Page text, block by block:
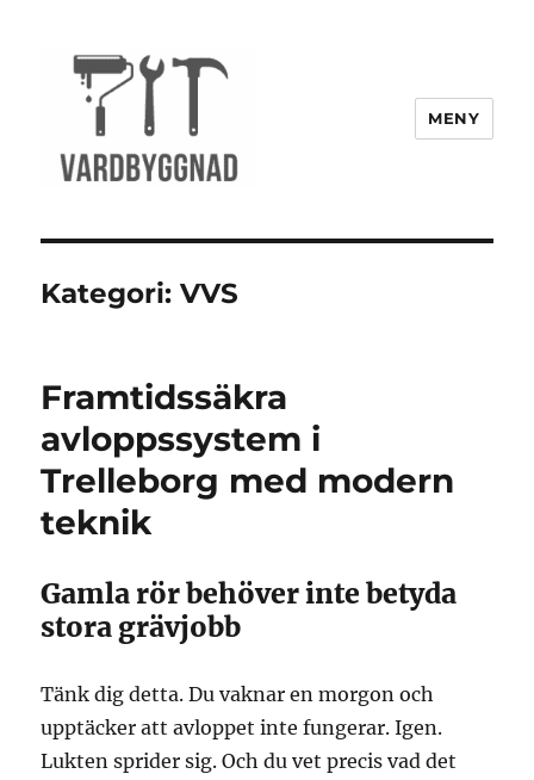
MENY
Kategori:VVS
Framtidssäkra
avloppssystem i
Trelleborg med modern
teknik
Gamla rör behöver inte betyda
stora grävjobb
Tänk dig detta. Du vaknar en morgon och
upptäcker att avloppet inte fungerar. Igen.
Lukten sprider sig. Och du vet precis vad det